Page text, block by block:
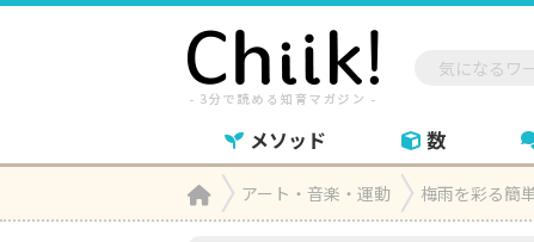
メソッド 数
Homeアート・音楽・運動 梅雨を彩る簡